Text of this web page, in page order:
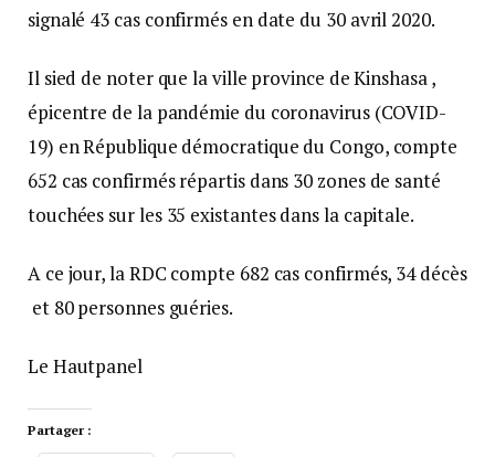
signalé 43 cas confirmés en date du 30 avril 2020.
Il sied de noter que la ville province de Kinshasa ,
épicentre de la pandémie du coronavirus (COVID-
19) en République démocratique du Congo, compte
652 cas confirmés répartis dans 30 zones de santé
touchées sur les 35 existantes dans la capitale.
A ce jour, la RDC compte 682 cas confirmés, 34 décès
et 80 personnes guéries.
Le Hautpanel
Partager :